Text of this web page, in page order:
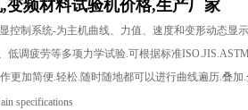
变频材料试验机价格,生产厂家
控制系统-为主机曲线、力值、速度和变形动态显
破、低调疲劳等多项力学试验.可根据标准
更加简便.轻松.随时随地都可以进行曲线遍历.叠加.
specifications